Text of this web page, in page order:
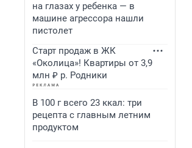
на глазах у ребенка — в
машине агрессора нашли
пистолет
Старт продаж в ЖК
«Околица»! Квартиры от 3,9
млн ₽ р. Родники
В 100 г всего 23 ккал: три
рецепта с главным летним
продуктом